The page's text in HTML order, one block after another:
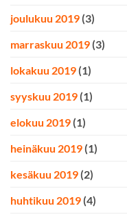
joulukuu 2019 (3)
marraskuu 2019 (3)
lokakuu 2019 (1)
syyskuu 2019 (1)
elokuu 2019 (1)
heinäkuu 2019 (1)
kesäkuu 2019 (2)
huhtikuu 2019 (4)